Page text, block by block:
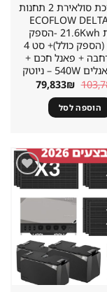
קיט מערכת סולאירת 2 תחנות
ECOFLOW
קיבולת 21.6Kwh -הספק
7.2KW (הספק כולל)+ סט 4
+ פאנל חכם +
המחיר
המקורי
היה:
103,783₪.
79,833₪ המחיר
הוספה לסל
שמור
מוצר
במועדפים